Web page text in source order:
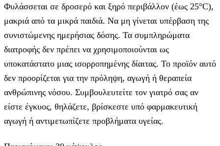
Φυλάσσεται σε δροσερό και ξηρό περιβάλλον (έως 25°C),
μακριά από τα μικρά παιδιά. Να μη γίνεται υπέρβαση της
συνιστώμενης ημερήσιας δόσης. Τα συμπληρώματα
διατροφής δεν πρέπει να χρησιμοποιούνται ως
υποκατάστατο μιας ισορροπημένης δίαιτας. Το προϊόν αυτό
δεν προορίζεται για την πρόληψη, αγωγή ή θεραπεία
ανθρώπινης νόσου. Συμβουλευτείτε τον γιατρό σας αν
είστε έγκυος, θηλάζετε, βρίσκεστε υπό φαρμακευτική
αγωγή ή αντιμετωπίζετε προβλήματα υγείας.